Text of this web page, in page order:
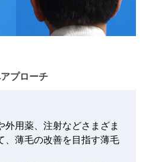
プローチ
外用薬、注射などさまざま
、薄毛の改善を目指す薄毛